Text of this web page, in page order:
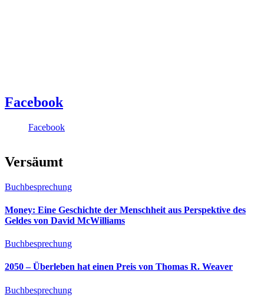
Facebook
Facebook
Versäumt
Buchbesprechung
Money: Eine Geschichte der Menschheit aus Perspektive des
Geldes von David McWilliams
Buchbesprechung
2050 – Überleben hat einen Preis von Thomas R. Weaver
Buchbesprechung